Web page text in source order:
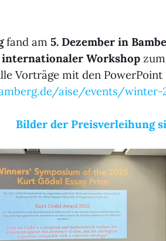
fand am 5. Dezember in
internationaler Workshop
Vorträge mit den
aise/events/winter-
Bilder der Preisverleihung